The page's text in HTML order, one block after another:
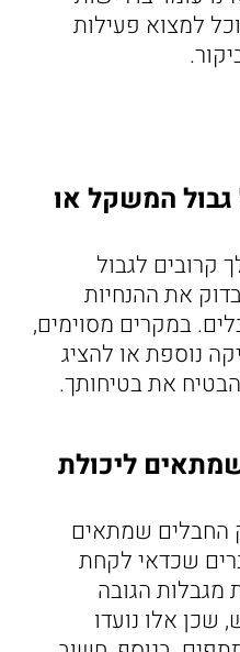
למצוא פעילות
המשקל או
לגבול
את ההנחיות
במקרים מסוימים,
נוספת או להציג
את בטיחותך.
ליכולת
החבלים שמתאים
שכדאי לקחת
מגבלות הגובה
אלו נועדו